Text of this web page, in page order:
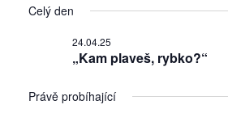
24.04.25
datum.
Celý den
„Kam plaveš, rybko?“
24.04.25
Právě probíhající